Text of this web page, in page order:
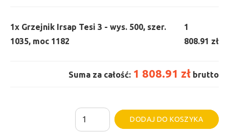
1x Grzejnik Irsap Tesi 3 - wys. 500, szer.
1035, moc 1182
1
808.91 zł
Suma za całość: 1 808.91 zł brutto
ilość
Grzejnik
DODAJ DO KOSZYKA